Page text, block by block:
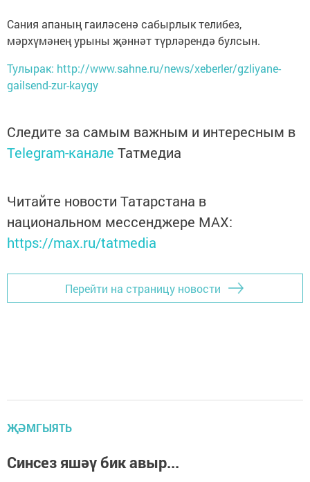
Сания апаның гаиләсенә сабырлык телибез,
мәрхүмәнең урыны җәннәт түрләрендә булсын.
Тулырак: http://www.sahne.ru/news/xeberler/gzliyane-
gailsend-zur-kaygy
Следите за самым важным и интересным в
Telegram-канале Татмедиа
Читайте новости Татарстана в
национальном мессенджере MАХ:
https://max.ru/tatmedia
Перейти на страницу новости
ҖӘМГЫЯТЬ
Синсез яшәү бик авыр...